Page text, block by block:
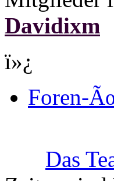
Davidixm
ï»¿
Foren-
Das